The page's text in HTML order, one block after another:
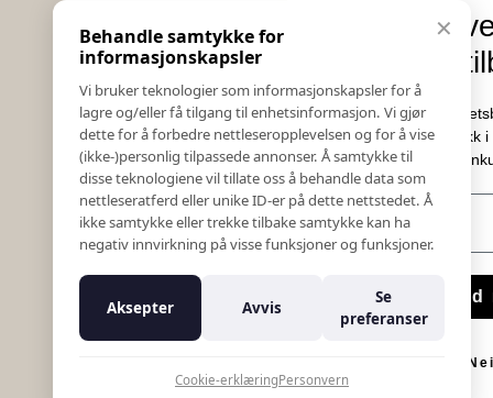
Informasjon
Salgs & Leveringsbetingelser
Registrer reklamasjon eller retur
Kontakt Oss
Bildebank
Følg Oss
Prislister
Etiske Retningslinjer
Åpenhetsloven
Ansatte
Varsling om kritikkverdige forhold
K18 Kurkalkulator
✕
Behandle samtykke for
informasjonskapsler
Vi bruker teknologier som informasjonskapsler for å
lagre og/eller få tilgang til enhetsinformasjon. Vi gjør
dette for å forbedre nettleseropplevelsen og for å vise
(ikke-)personlig tilpassede annonser. Å samtykke til
disse teknologiene vil tillate oss å behandle data som
nettleseratferd eller unike ID-er på dette nettstedet. Å
ikke samtykke eller trekke tilbake samtykke kan ha
negativ innvirkning på visse funksjoner og funksjoner.
Aksepter Avvis
Se
preferanser
Cookie-erklæringPersonvern
Eksklusive nyheter
Meld deg på vårt nyhetsbrev og hold deg
Her får du innblikk i nyheter, kampanjer
konkurranser.
E-post
Meld meg på